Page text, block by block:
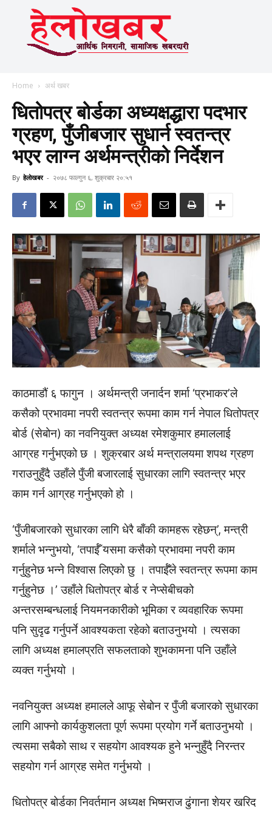
Home अर्थ खबर
धितोपत्र बोर्डका अध्यक्षद्धारा पदभार
ग्रहण, पुँजीबजार सुधार्न स्वतन्त्र
भएर लाग्न अर्थमन्त्रीको निर्देशन
By हेलाेखबर - २०७८ फाल्गुन ६, शुक्रबार २०:५१
काठमाडौं ६ फागुन । अर्थमन्त्री जनार्दन शर्मा ‘प्रभाकर’ले
कसैको प्रभावमा नपरी स्वतन्त्र रूपमा काम गर्न नेपाल धितोपत्र
बोर्ड (सेबोन) का नवनियुक्त अध्यक्ष रमेशकुमार हमाललाई
आग्रह गर्नुभएको छ । शुक्रबार अर्थ मन्त्रालयमा शपथ ग्रहण
गराउनुहुँदै उहाँले पुँजी बजारलाई सुधारका लागि स्वतन्त्र भएर
काम गर्न आग्रह गर्नुभएको हो ।
‘पुँजीबजारको सुधारका लागि धेरै बाँकी कामहरू रहेछन्’, मन्त्री
शर्माले भन्नुभयो, ‘तपाईँ यसमा कसैको प्रभावमा नपरी काम
गर्नुहुनेछ भन्ने विश्वास लिएको छु । तपाईँले स्वतन्त्र रूपमा काम
गर्नुहुनेछ ।’ उहाँले धितोपत्र बोर्ड र नेप्सेबीचको
अन्तरसम्बन्धलाई नियमनकारीको भूमिका र व्यवहारिक रूपमा
पनि सुदृढ गर्नुपर्ने आवश्यकता रहेको बताउनुभयो । त्यसका
लागि अध्यक्ष हमालप्रति सफलताको शुभकामना पनि उहाँले
व्यक्त गर्नुभयो ।
नवनियुक्त अध्यक्ष हमालले आफू सेबोन र पुँजी बजारको सुधारका
लागि आफ्नो कार्यकुशलता पूर्ण रूपमा प्रयोग गर्ने बताउनुभयो ।
त्यसमा सबैको साथ र सहयोग आवश्यक हुने भन्नुहुँदै निरन्तर
सहयोग गर्न आग्रह समेत गर्नुभयो ।
धितोपत्र बोर्डका निवर्तमान अध्यक्ष भिष्मराज ढुंगाना शेयर खरिद